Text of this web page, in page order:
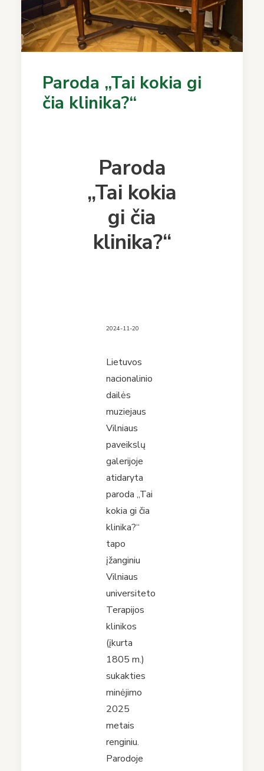
Paroda „Tai kokia gi
čia klinika?“
Paroda
„Tai kokia
gi čia
klinika?“
2024-11-20
Lietuvos
nacionalinio
dailės
muziejaus
Vilniaus
paveikslų
galerijoje
atidaryta
paroda „Tai
kokia gi čia
klinika?“
tapo
įžanginiu
Vilniaus
universiteto
Terapijos
klinikos
(įkurta
1805 m.)
sukakties
minėjimo
2025
metais
renginiu.
Parodoje